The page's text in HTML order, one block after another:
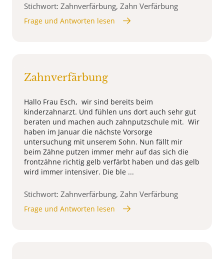
Stichwort: Zahnverfärbung, Zahn Verfärbung
Frage und Antworten lesen
Zahnverfärbung
Hallo Frau Esch, wir sind bereits beim
kinderzahnarzt. Und fühlen uns dort auch sehr gut
beraten und machen auch zahnputzschule mit. Wir
haben im Januar die nächste Vorsorge
untersuchung mit unserem Sohn. Nun fällt mir
beim Zähne putzen immer mehr auf das sich die
frontzähne richtig gelb verfärbt haben und das gelb
wird immer intensiver. Die ble ...
Stichwort: Zahnverfärbung, Zahn Verfärbung
Frage und Antworten lesen